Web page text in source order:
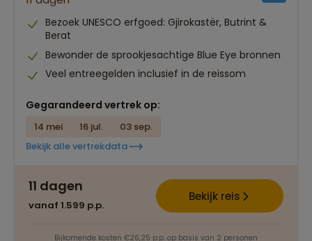
Bezoek UNESCO erfgoed: Gjirokastër, Butrint &
Berat
Bewonder de sprookjesachtige Blue Eye bronnen
Veel entreegelden inclusief in de reissom
Gegarandeerd vertrek op:
14 mei 16 jul.
03 sep.
Bekijk alle vertrekdata
11 dagen
vanaf 1.599 p.p.
Bekijk reis
Bijkomende kosten €26,25 p.p. op basis van 2 personen